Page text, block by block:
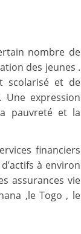
nombre de
des jeunes .
scolarisé et de
Une expression
pauvreté et la
financiers
à environ
assurances vie
,le Togo , le